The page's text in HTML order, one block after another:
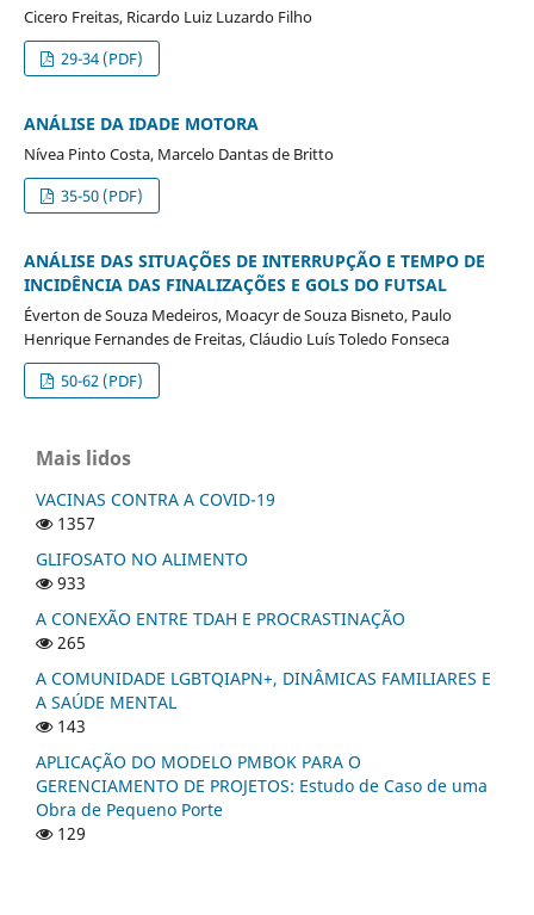
Cicero Freitas, Ricardo Luiz Luzardo Filho
29-34 (PDF)
ANÁLISE DA IDADE MOTORA
Nívea Pinto Costa, Marcelo Dantas de Britto
35-50 (PDF)
ANÁLISE DAS SITUAÇÕES DE INTERRUPÇÃO E TEMPO DE
INCIDÊNCIA DAS FINALIZAÇÕES E GOLS DO FUTSAL
Éverton de Souza Medeiros, Moacyr de Souza Bisneto, Paulo
Henrique Fernandes de Freitas, Cláudio Luís Toledo Fonseca
50-62 (PDF)
Mais lidos
VACINAS CONTRA A COVID-19
1357
GLIFOSATO NO ALIMENTO
933
A CONEXÃO ENTRE TDAH E PROCRASTINAÇÃO
265
A COMUNIDADE LGBTQIAPN+, DINÂMICAS FAMILIARES E
A SAÚDE MENTAL
143
APLICAÇÃO DO MODELO PMBOK PARA O
GERENCIAMENTO DE PROJETOS: Estudo de Caso de uma
Obra de Pequeno Porte
129